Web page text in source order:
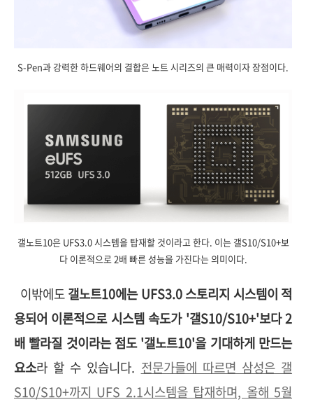
S-Pen과 강력한 하드웨어의 결합은 노트 시리즈의 큰 매력이자 장점이다.
갤노트10은 UFS3.0 시스템을 탑재할 것이라고 한다. 이는 갤S10/S10+보
다 이론적으로 2배 빠른 성능을 가진다는 의미이다.
이밖에도갤노트10에는 UFS3.0 스토리지 시스템이 적
용되어 이론적으로 시스템 속도가 '갤S10/S10+'보다 2
배 빨라질 것이라는 점도 '갤노트10'을 기대하게 만드는
요소라 할 수 있습니다. 전문가들에 따르면 삼성은 갤
S10/S10+까지 UFS 2.1시스템을 탑재하며, 올해 5월